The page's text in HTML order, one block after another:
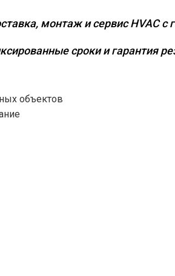
монтаж и сервис HVAC с
сроки и гарантия
объектов